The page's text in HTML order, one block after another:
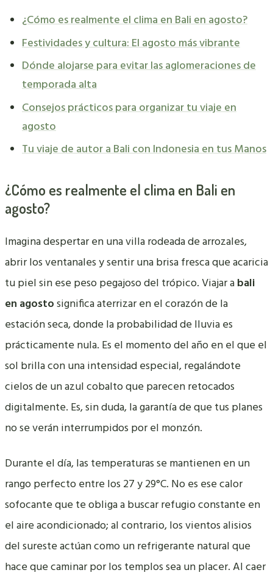
¿Cómo es realmente el clima en Bali en agosto?
Festividades y cultura: El agosto más vibrante
Dónde alojarse para evitar las aglomeraciones de
temporada alta
Consejos prácticos para organizar tu viaje en
agosto
Tu viaje de autor a Bali con Indonesia en tus Manos
¿Cómo es realmente el clima en Bali en
agosto?
Imagina despertar en una villa rodeada de arrozales,
abrir los ventanales y sentir una brisa fresca que acaricia
tu piel sin ese peso pegajoso del trópico. Viajar abali
en agostosignifica aterrizar en el corazón de la
estación seca, donde la probabilidad de lluvia es
prácticamente nula. Es el momento del año en el que el
sol brilla con una intensidad especial, regalándote
cielos de un azul cobalto que parecen retocados
digitalmente. Es, sin duda, la garantía de que tus planes
no se verán interrumpidos por el monzón.
Durante el día, las temperaturas se mantienen en un
rango perfecto entre los 27 y 29°C. No es ese calor
sofocante que te obliga a buscar refugio constante en
el aire acondicionado; al contrario, los vientos alisios
del sureste actúan como un refrigerante natural que
hace que caminar por los templos sea un placer. Al caer